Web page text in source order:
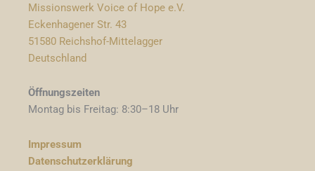
Missionswerk Voice of Hope e.V.
Eckenhagener Str. 43
51580 Reichshof-Mittelagger
Deutschland
Öffnungszeiten
Montag bis Freitag: 8:30–18 Uhr
Impressum
Datenschutzerklärung